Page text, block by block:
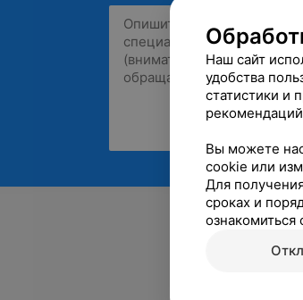
Наш сайт
удобства
статистики и
Вы можете
cookie или
Для
сроках и
ознакомиться